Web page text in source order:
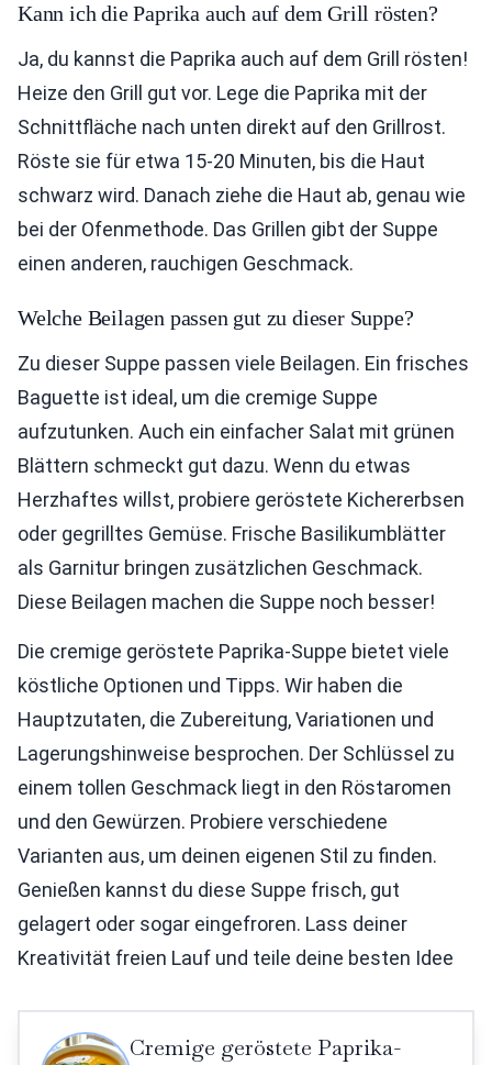
Kann ich die Paprika auch auf dem Grill rösten?
Ja, du kannst die Paprika auch auf dem Grill rösten!
Heize den Grill gut vor. Lege die Paprika mit der
Schnittfläche nach unten direkt auf den Grillrost.
Röste sie für etwa 15-20 Minuten, bis die Haut
schwarz wird. Danach ziehe die Haut ab, genau wie
bei der Ofenmethode. Das Grillen gibt der Suppe
einen anderen, rauchigen Geschmack.
Welche Beilagen passen gut zu dieser Suppe?
Zu dieser Suppe passen viele Beilagen. Ein frisches
Baguette ist ideal, um die cremige Suppe
aufzutunken. Auch ein einfacher Salat mit grünen
Blättern schmeckt gut dazu. Wenn du etwas
Herzhaftes willst, probiere geröstete Kichererbsen
oder gegrilltes Gemüse. Frische Basilikumblätter
als Garnitur bringen zusätzlichen Geschmack.
Diese Beilagen machen die Suppe noch besser!
Die cremige geröstete Paprika-Suppe bietet viele
köstliche Optionen und Tipps. Wir haben die
Hauptzutaten, die Zubereitung, Variationen und
Lagerungshinweise besprochen. Der Schlüssel zu
einem tollen Geschmack liegt in den Röstaromen
und den Gewürzen. Probiere verschiedene
Varianten aus, um deinen eigenen Stil zu finden.
Genießen kannst du diese Suppe frisch, gut
gelagert oder sogar eingefroren. Lass deiner
Kreativität freien Lauf und teile deine besten Idee
Cremige geröstete Paprika-